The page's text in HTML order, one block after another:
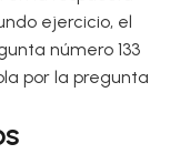
ejercicio, el
número 133
por la pregunta